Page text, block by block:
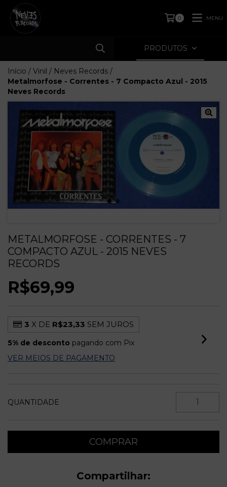
0 MENU
PRODUTOS
Início / Vinil / Neves Records /
Metalmorfose - Correntes - 7 Compacto Azul - 2015
Neves Records
METALMORFOSE - CORRENTES - 7
COMPACTO AZUL - 2015 NEVES
RECORDS
R$69,99
3 X DE R$23,33 SEM JUROS
5% de desconto pagando com Pix
VER MEIOS DE PAGAMENTO
QUANTIDADE
Compartilhar: